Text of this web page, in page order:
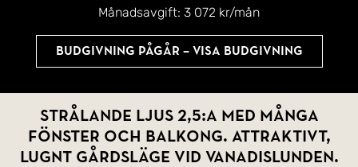
Månadsavgift: 3 072 kr/mån
Budgivning pågår – Visa budgivning
Strålande ljus 2,5:a med många
fönster och balkong. Attraktivt,
lugnt gårdsläge vid Vanadislunden.